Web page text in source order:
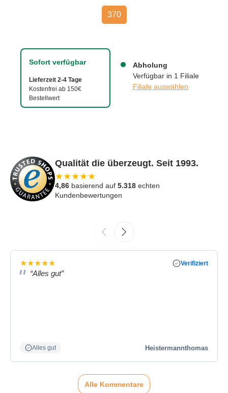
Sofort verfügbar
Lieferzeit 2-4 Tage
Kostenfrei ab 150€
Bestellwert
Abholung
Verfügbar in 1 Filiale
Filiale auswählen
370
Qualität die überzeugt. Seit 1993.
★★★★★
4,86 basierend auf 5.318 echten
Kundenbewertungen
★★★★★ Verifiziert
“Alles gut”
Alles gut Heistermannthomas
Alle Kommentare